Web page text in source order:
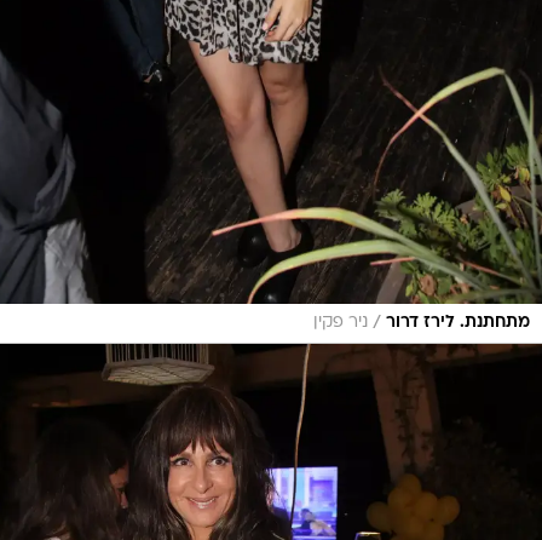
מתחתנת. לירז דרור / ניר פקין